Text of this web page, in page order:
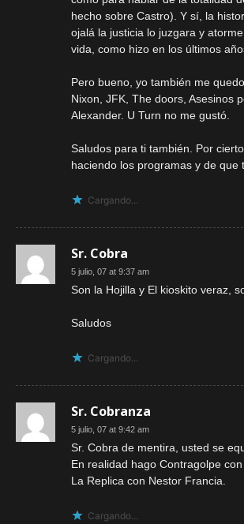
hecho sobre Castro). Y sí, la
ojalá la justicia lo juzgara y
vida, como hizo en los últimos
Pero bueno, yo también me
Nixon, JFK, The doors, Asesinos
Alexander. U Turn no me gustó.
Saludos para ti también. Por
haciendo los programas y de que
Cargando...
Sr. Cobra
5 julio, 07 at 9:37 am
Son la Hojilla y El kioskito veraz,
Saludos
Cargando...
Sr. Cobranza
5 julio, 07 at 9:42 am
Sr. Cobra de mentira, usted se
En realidad hago Contragolpe
La Replica con Nestor Francia.
Cargando...